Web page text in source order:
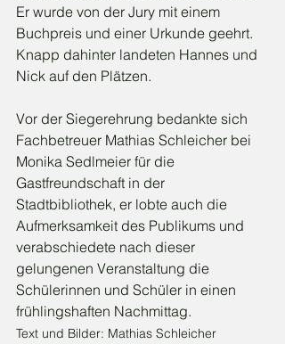
Er wurde von der Jury mit einem
Buchpreis und einer Urkunde geehrt.
Knapp dahinter landeten Hannes und
Nick auf den Plätzen.
Vor der Siegerehrung bedankte sich
Fachbetreuer Mathias Schleicher bei
Monika Sedlmeier für die
Gastfreundschaft in der
Stadtbibliothek, er lobte auch die
Aufmerksamkeit des Publikums und
verabschiedete nach dieser
gelungenen Veranstaltung die
Schülerinnen und Schüler in einen
frühlingshaften Nachmittag.
Text und Bilder: Mathias Schleicher